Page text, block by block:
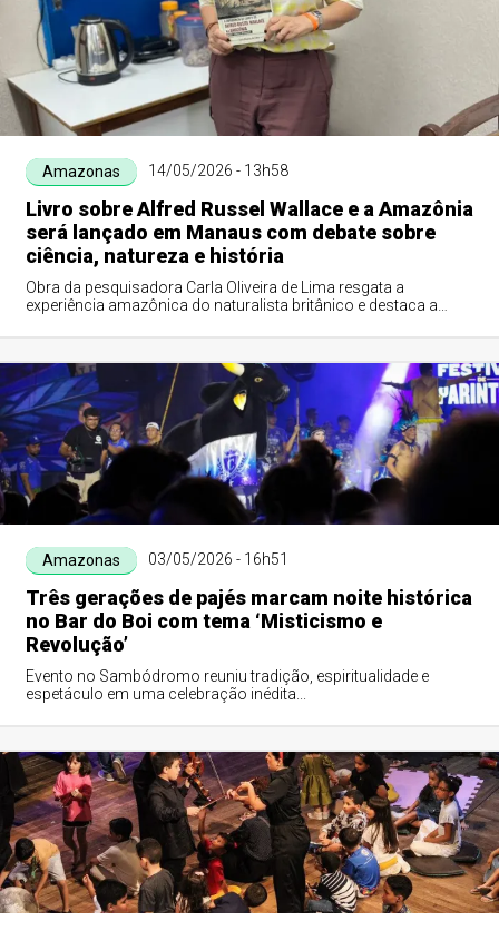
Amazonas 14/05/2026 - 13h58
Livro sobre Alfred Russel Wallace e a Amazônia
será lançado em Manaus com debate sobre
ciência, natureza e história
Obra da pesquisadora Carla Oliveira de Lima resgata a
experiência amazônica do naturalista britânico e destaca a
Amazonas 03/05/2026 - 16h51
Três gerações de pajés marcam noite histórica
no Bar do Boi com tema ‘Misticismo e
Revolução’
Evento no Sambódromo reuniu tradição, espiritualidade e
espetáculo em uma celebração inédita...